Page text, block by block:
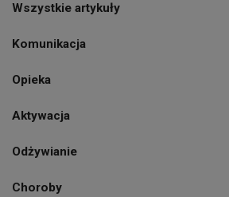
Wszystkie artykuły
Komunikacja
Opieka
Aktywacja
Odżywianie
Choroby